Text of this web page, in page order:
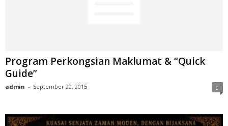
Program Perkongsian Maklumat & “Quick
Guide”
admin - September 20, 2015 0